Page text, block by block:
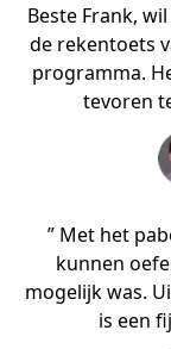
Beste Frank,
de rekentoets
programma.
tevoren
” Met het
kunnen
mogelijk was.
is een